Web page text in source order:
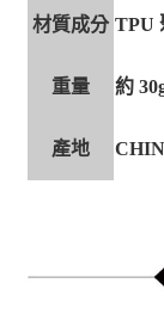
材質成分 TPU
重量 約
產地